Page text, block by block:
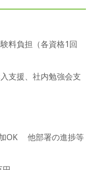
料負担（各資格1回
支援、社内勉強会支
OK 他部署の進捗等